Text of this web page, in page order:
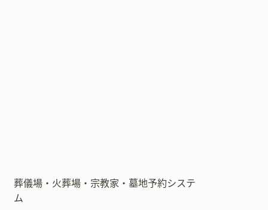
葬儀場・火葬場・宗教家・墓地予約システ
ム